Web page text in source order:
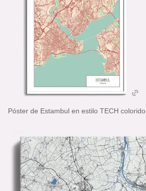
Póster de Estambul en estilo TECH colorido